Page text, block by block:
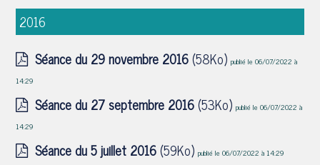
2016
Séance du 29 novembre 2016(58Ko)publié le 06/07/2022 à
14:29
Séance du 27 septembre 2016(53Ko)publié le 06/07/2022 à
14:29
Séance du 5 juillet 2016(59Ko)publié le 06/07/2022 à 14:29